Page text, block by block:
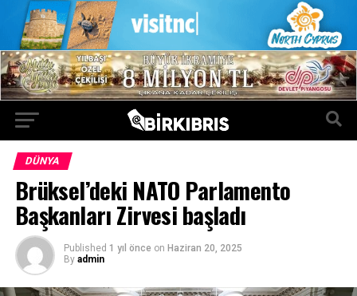
DÜNYA
Brüksel’deki NATO Parlamento
Başkanları Zirvesi başladı
Published 1 yıl önce on Haziran 20, 2025
By admin